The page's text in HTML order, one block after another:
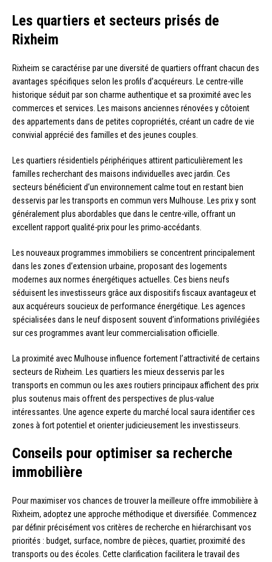
Les quartiers et secteurs prisés de
Rixheim
Rixheim se caractérise par une diversité de quartiers offrant chacun des
avantages spécifiques selon les profils d’acquéreurs. Le centre-ville
historique séduit par son charme authentique et sa proximité avec les
commerces et services. Les maisons anciennes rénovées y côtoient
des appartements dans de petites copropriétés, créant un cadre de vie
convivial apprécié des familles et des jeunes couples.
Les quartiers résidentiels périphériques attirent particulièrement les
familles recherchant des maisons individuelles avec jardin. Ces
secteurs bénéficient d’un environnement calme tout en restant bien
desservis par les transports en commun vers Mulhouse. Les prix y sont
généralement plus abordables que dans le centre-ville, offrant un
excellent rapport qualité-prix pour les primo-accédants.
Les nouveaux programmes immobiliers se concentrent principalement
dans les zones d’extension urbaine, proposant des logements
modernes aux normes énergétiques actuelles. Ces biens neufs
séduisent les investisseurs grâce aux dispositifs fiscaux avantageux et
aux acquéreurs soucieux de performance énergétique. Les agences
spécialisées dans le neuf disposent souvent d’informations privilégiées
sur ces programmes avant leur commercialisation officielle.
La proximité avec Mulhouse influence fortement l’attractivité de certains
secteurs de Rixheim. Les quartiers les mieux desservis par les
transports en commun ou les axes routiers principaux affichent des prix
plus soutenus mais offrent des perspectives de plus-value
intéressantes. Une agence experte du marché local saura identifier ces
zones à fort potentiel et orienter judicieusement les investisseurs.
Conseils pour optimiser sa recherche
immobilière
Pour maximiser vos chances de trouver la meilleure offre immobilière à
Rixheim, adoptez une approche méthodique et diversifiée. Commencez
par définir précisément vos critères de recherche en hiérarchisant vos
priorités : budget, surface, nombre de pièces, quartier, proximité des
transports ou des écoles. Cette clarification facilitera le travail des